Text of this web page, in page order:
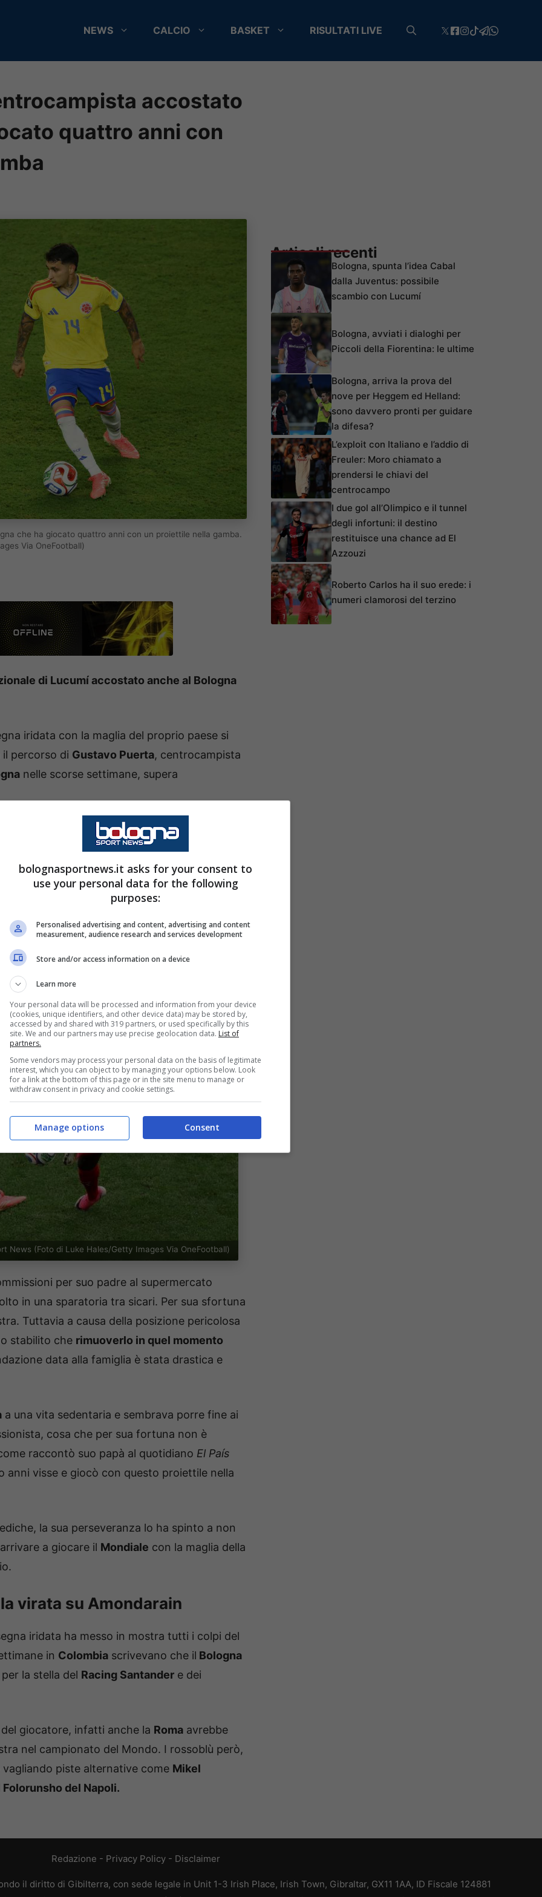
NEWS CALCIO BASKET RISULTATI LIVE
accostato
quattro anni con
che ha giocato quattro anni con un proiettile nella gamba.
Via OneFootball)
di Lucumí accostato anche al Bologna
iridata con la maglia del proprio paese si
percorso di Gustavo Puerta, centrocampista
nelle scorse settimane, supera
Puerta
testimonianza di come il lavoro e la
ostacolo, anche delle più scoraggianti
il 3 luglio del 2003 a La Victoria, comune
Cauca. La sua infanzia cambia però
di un tragico incidente.
News (Foto di Luke Hales/Getty Images Via OneFootball)
per suo padre al supermercato
in una sparatoria tra sicari. Per sua sfortuna
Tuttavia a causa della posizione pericolosa
stabilito che rimuoverlo in quel momento
data alla famiglia è stata drastica e
a una vita sedentaria e sembrava porre fine ai
cosa che per sua fortuna non è
raccontò suo papà al quotidiano El País
visse e giocò con questo proiettile nella
la sua perseveranza lo ha spinto a non
a giocare il Mondiale con la maglia della
virata su Amondarain
iridata ha messo in mostra tutti i colpi del
in Colombia scrivevano che il Bologna
la stella del Racing Santander e dei
giocatore, infatti anche la Roma avrebbe
nel campionato del Mondo. I rossoblù però,
piste alternative come Mikel
del Napoli.
Articoli recenti
Bologna, spunta l’idea Cabal
dalla Juventus: possibile
scambio con Lucumí
Bologna, avviati i dialoghi per
Piccoli della Fiorentina: le ultime
Bologna, arriva la prova del
nove per Heggem ed Helland:
sono davvero pronti per guidare
la difesa?
L’exploit con Italiano e l’addio di
Freuler: Moro chiamato a
prendersi le chiavi del
centrocampo
I due gol all’Olimpico e il tunnel
degli infortuni: il destino
restituisce una chance ad El
Azzouzi
Roberto Carlos ha il suo erede: i
numeri clamorosi del terzino
Redazione - Privacy Policy- Disclaimer
il diritto di Gibilterra, con sede legale in Unit 1-3 Irish Place, Irish Town, Gibraltar, GX11 1AA, ID Fiscale 124881
bolognasportnews.it asks for your consent to
use your personal data for the following
purposes:
Personalised advertising and content, advertising and content
measurement, audience research and services development
Store and/or access information on a device
Learn more
Your personal data will be processed and information from your device
(cookies, unique identifiers, and other device data) may be stored by,
accessed by and shared with 319 partners, or used specifically by this
site. We and our partners may use precise geolocation data. List of
partners.
Some vendors may process your personal data on the basis of legitimate
interest, which you can object to by managing your options below. Look
for a link at the bottom of this page or in the site menu to manage or
withdraw consent in privacy and cookie settings.
Consent
Manage options